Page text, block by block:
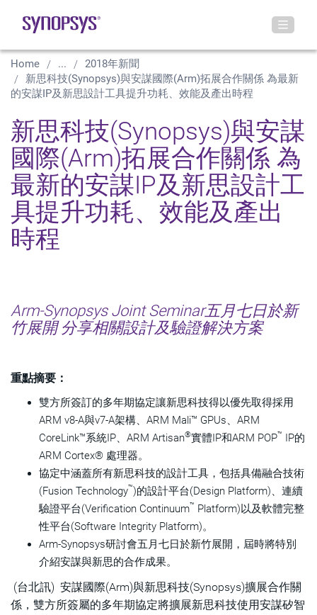
Home ...
2018年新聞
新思科技(Synopsys)與安謀國際(Arm)拓展合作關係 為最新
的安謀IP及新思設計工具提升功耗、效能及產出時程
新思科技(Synopsys)與安謀
國際(Arm)拓展合作關係 為
最新的安謀IP及新思設計工
具提升功耗、效能及產出
時程
Arm-Synopsys Joint Seminar五月七日於新
竹展開 分享相關設計及驗證解決方案
重點摘要：
雙方所簽訂的多年期協定讓新思科技得以優先取得採用
ARM v8-A與v7-A架構、ARM Mali™ GPUs、ARM
CoreLink™系統IP、ARM Artisan®實體IP和ARM POP™ IP的
ARM Cortex® 處理器。
協定中涵蓋所有新思科技的設計工具，包括具備融合技術
(Fusion Technology™)的設計平台(Design Platform)、連續
驗證平台(Verification Continuum™ Platform)以及軟體完整
性平台(Software Integrity Platform)。
Arm-Synopsys研討會五月七日於新竹展開，屆時將特別
介紹安謀與新思的合作成果。
(台北訊) 安謀國際(Arm)與新思科技(Synopsys)擴展合作關
係，雙方所簽屬的多年期協定將擴展新思科技使用安謀矽智